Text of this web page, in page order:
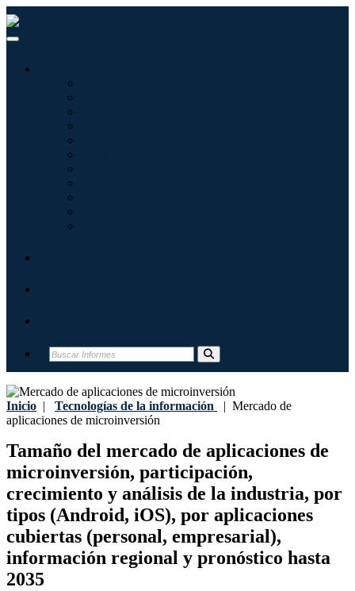
Inicio | Tecnologías de la información | Mercado de
aplicaciones de microinversión
Tamaño del mercado de aplicaciones de
microinversión, participación,
crecimiento y análisis de la industria, por
tipos (Android, iOS), por aplicaciones
cubiertas (personal, empresarial),
información regional y pronóstico hasta
2035